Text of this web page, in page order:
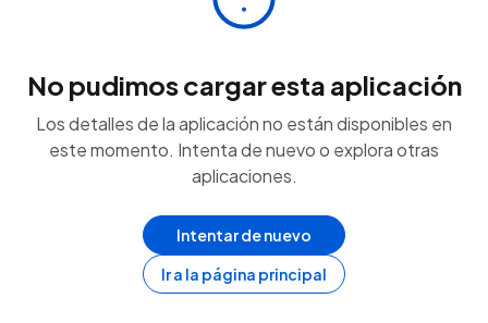
No pudimos cargar esta aplicación
Los detalles de la aplicación no están disponibles en
este momento. Intenta de nuevo o explora otras
aplicaciones.
Intentar de nuevo
Ir a la página principal